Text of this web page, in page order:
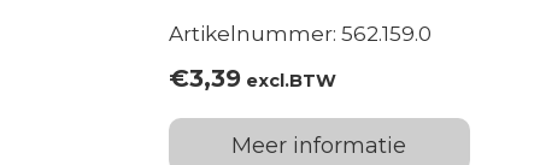
Artikelnummer: 562.159.0
€3,39excl.BTW
Meer informatie